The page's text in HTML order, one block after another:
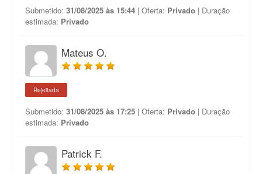
Submetido: 31/08/2025 às 15:44 | Oferta: Privado | Duração
estimada: Privado
Mateus O.
Rejeitada
Submetido: 31/08/2025 às 17:25 | Oferta: Privado | Duração
estimada: Privado
Patrick F.